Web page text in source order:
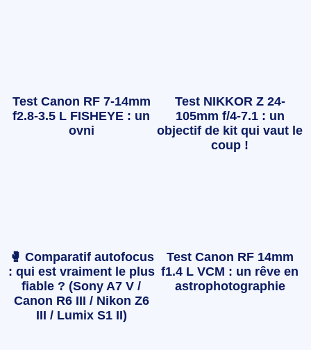
Test Canon RF 7-14mm
f2.8-3.5 L FISHEYE : un
ovni
Test NIKKOR Z 24-
105mm f/4-7.1 : un
objectif de kit qui vaut le
coup !
🥊 Comparatif autofocus
: qui est vraiment le plus
fiable ? (Sony A7 V /
Canon R6 III / Nikon Z6
III / Lumix S1 II)
Test Canon RF 14mm
f1.4 L VCM : un rêve en
astrophotographie